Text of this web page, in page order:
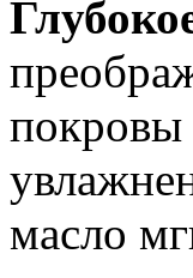
покровы
масло